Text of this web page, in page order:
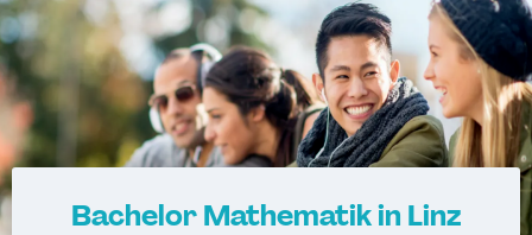
Bachelor Mathematik in Linz